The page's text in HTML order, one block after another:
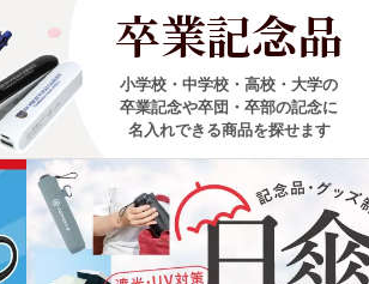
卒業記念品
小学校・中学校・高校・大学の
卒業記念や卒団・卒部の記念に
名入れできる商品を探せます